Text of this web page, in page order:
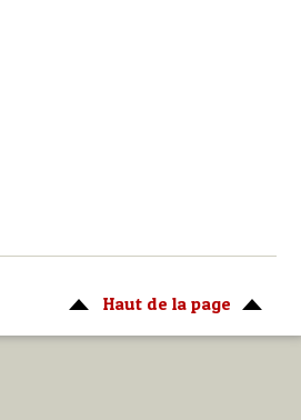
Haut de la page